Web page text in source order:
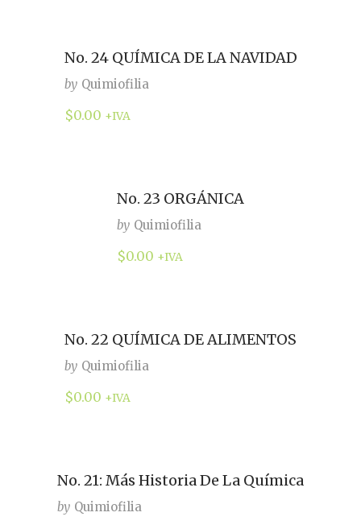
No. 24 QUÍMICA DE LA NAVIDAD
by Quimiofilia
$0.00 +IVA
No. 23 ORGÁNICA
by Quimiofilia
$0.00 +IVA
No. 22 QUÍMICA DE ALIMENTOS
by Quimiofilia
$0.00 +IVA
No. 21: Más Historia De La Química
by Quimiofilia